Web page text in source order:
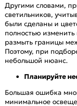
Другими словами,
светильников,
были сделаны и
полностью
размыть границы
Поэтому, при
небольшой нюанс.
Планируйте
Большая ошибка
минимальное